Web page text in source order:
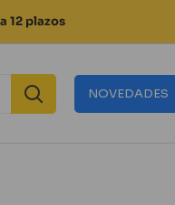
12 plazos
NOVEDADES